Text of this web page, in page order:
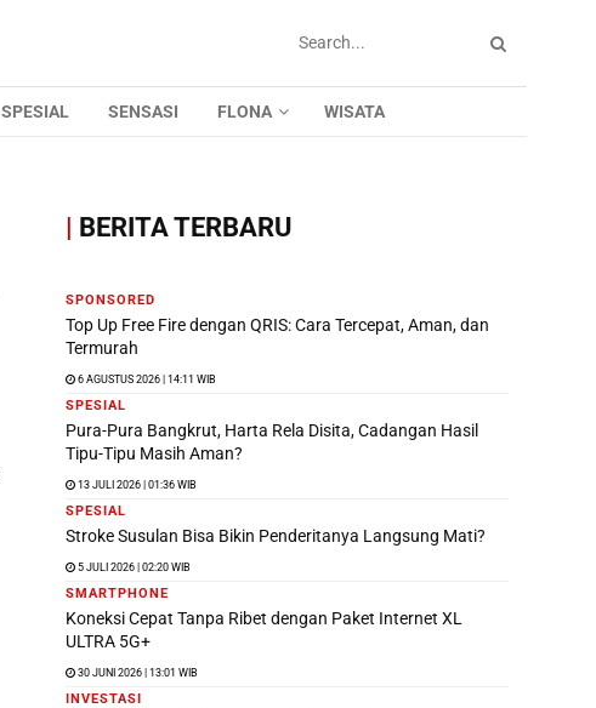
SPESIAL SENSASI FLONA WISATA
| BERITA TERBARU
SPONSORED
Top Up Free Fire dengan QRIS: Cara Tercepat, Aman, dan
Termurah
6 AGUSTUS 2026 | 14:11 WIB
SPESIAL
Pura-Pura Bangkrut, Harta Rela Disita, Cadangan Hasil
Tipu-Tipu Masih Aman?
13 JULI 2026 | 01:36 WIB
SPESIAL
Stroke Susulan Bisa Bikin Penderitanya Langsung Mati?
5 JULI 2026 | 02:20 WIB
SMARTPHONE
Koneksi Cepat Tanpa Ribet dengan Paket Internet XL
ULTRA 5G+
30 JUNI 2026 | 13:01 WIB
INVESTASI